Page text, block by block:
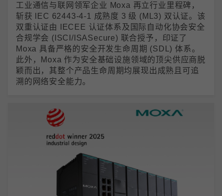
工业通信与联网领军企业 Moxa 再立行业里程碑，
斩获 IEC 62443-4-1 成熟度 3 级 (ML3) 双认证。该
双重认证由 IECEE 认证体系及国际自动化协会安全
合规学会 (ISCI/ISASecure) 联合授予，印证了
Moxa 具备严格的安全开发生命周期 (SDL) 体系。
此外，Moxa 作为安全基础设施领域的顶尖供应商脱
颖而出，其整个产品生命周期均展现出成熟且可追
溯的网络安全能力。